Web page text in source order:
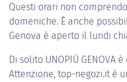
Questi orari non
domeniche. È anche
Genova è aperto il lundi
Di solito UNOPIÙ GENOVA è
Attenzione, top-negozi.it è